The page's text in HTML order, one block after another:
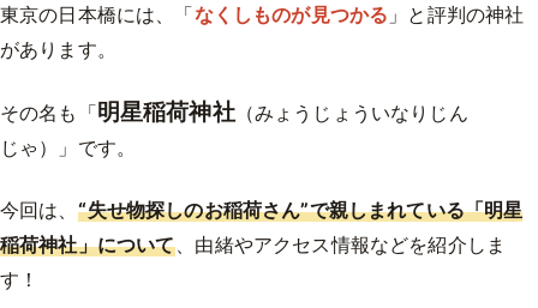
東京の日本橋には、「なくしものが見つかる 」と評判の神社
があります。
その名も「明星稲荷神社（みょうじょういなりじん
じゃ）」です。
今回は、 “失せ物探しのお稲荷さん”で親しまれている「明星
稲荷神社」について、由緒やアクセス情報などを紹介しま
す！